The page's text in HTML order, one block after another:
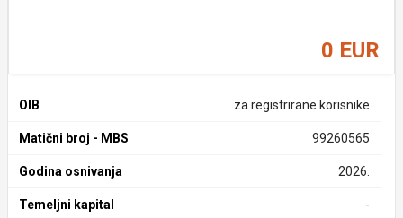
0 EUR
OIB za registrirane korisnike
Matični broj - MBS 99260565
Godina osnivanja 2026.
Temeljni kapital -